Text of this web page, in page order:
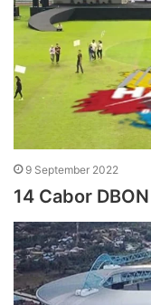
9 September 2022
14 Cabor